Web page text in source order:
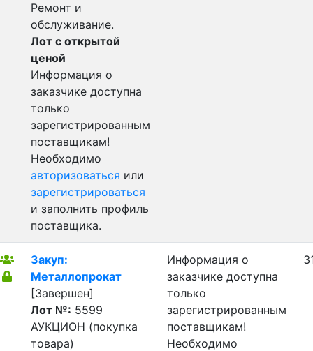
Ремонт и
обслуживание.
Лот с открытой
ценой
Информация о
заказчике доступна
только
зарегистрированным
поставщикам!
Необходимо
авторизоваться или
зарегистрироваться
и заполнить профиль
поставщика.
Закуп:
Металлопрокат
[Завершен]
Лот №: 5599
АУКЦИОН (покупка
товара)
Информация о
заказчике доступна
только
зарегистрированным
поставщикам!
Необходимо